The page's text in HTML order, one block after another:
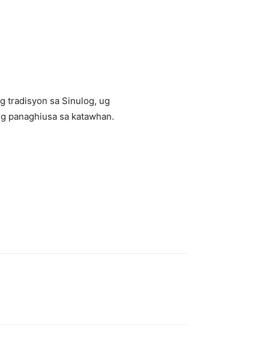
tradisyon sa Sinulog, ug
panaghiusa sa katawhan.